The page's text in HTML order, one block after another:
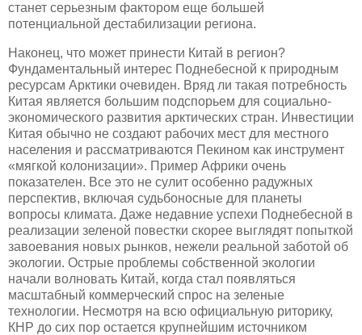
станет серьезным фактором еще большей
потенциальной дестабилизации региона.
Наконец, что может принести Китай в регион?
Фундаментальный интерес Поднебесной к природным
ресурсам Арктики очевиден. Вряд ли такая потребность
Китая является большим подспорьем для социально-
экономического развития арктических стран. Инвестиции
Китая обычно не создают рабочих мест для местного
населения и рассматриваются Пекином как инструмент
«мягкой колонизации». Пример Африки очень
показателен. Все это не сулит особенно радужных
перспектив, включая судьбоносные для планеты
вопросы климата. Даже недавние успехи Поднебесной в
реализации зеленой повестки скорее выглядят попыткой
завоевания новых рынков, нежели реальной заботой об
экологии. Острые проблемы собственной экологии
начали волновать Китай, когда стал появляться
масштабный коммерческий спрос на зеленые
технологии. Несмотря на всю официальную риторику,
КНР до сих пор остается крупнейшим источником